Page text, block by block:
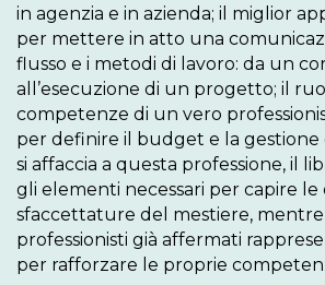
in agenzia e in azienda; il miglior
per mettere in atto una
flusso e i metodi di lavoro: da un
all’esecuzione di un progetto; il
competenze di un vero
per definire il budget e la gestione
si affaccia a questa professione, il
gli elementi necessari per capire le
sfaccettature del mestiere, mentre
professionisti già affermati
per rafforzare le proprie